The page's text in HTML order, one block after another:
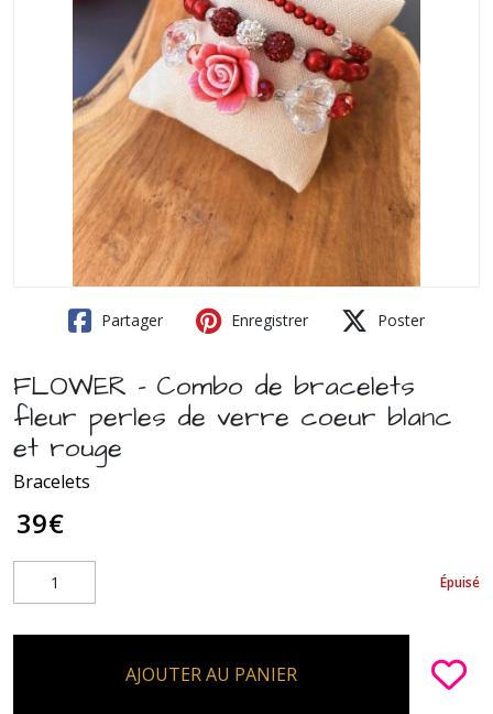
Partager Enregistrer Poster
FLOWER - Combo de bracelets
fleur perles de verre coeur blanc
et rouge
Bracelets
39€
Épuisé
AJOUTER AU PANIER